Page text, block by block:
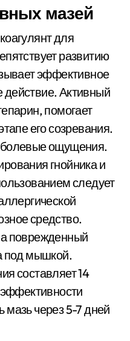
мазей
для
развитию
эффективное
действие. Активный
помогает
его созревания.
болевые ощущения.
гнойника и
следует
средство.
поврежденный
под мышкой.
составляет 14
мазь через 5-7 дней